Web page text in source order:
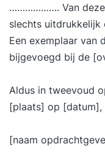
………………. Van deze
slechts uitdrukkelijk
Een exemplaar van
bijgevoegd bij de
Aldus in tweevoud
[plaats] op [datum],
[naam